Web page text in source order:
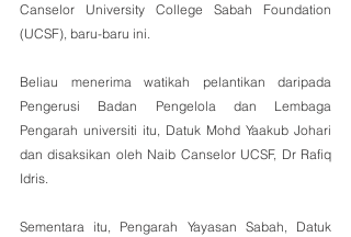
Canselor University College Sabah Foundation
(UCSF), baru-baru ini.
Beliau menerima watikah pelantikan daripada
Pengerusi Badan Pengelola dan Lembaga
Pengarah universiti itu, Datuk Mohd Yaakub Johari
dan disaksikan oleh Naib Canselor UCSF, Dr Rafiq
Idris.
Sementara itu, Pengarah Yayasan Sabah, Datuk